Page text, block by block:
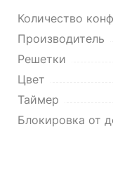
Количество
Производитель
Решетки
Цвет
Таймер
Блокировка от